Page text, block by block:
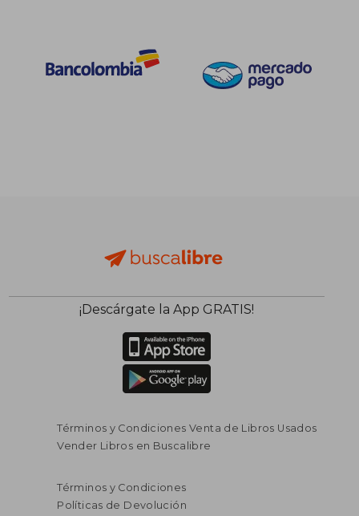
¡Descárgate la App GRATIS!
Términos y Condiciones Venta de Libros Usados
Vender Libros en Buscalibre
Términos y Condiciones
Políticas de Devolución